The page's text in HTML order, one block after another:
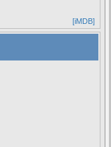
[iMDB]